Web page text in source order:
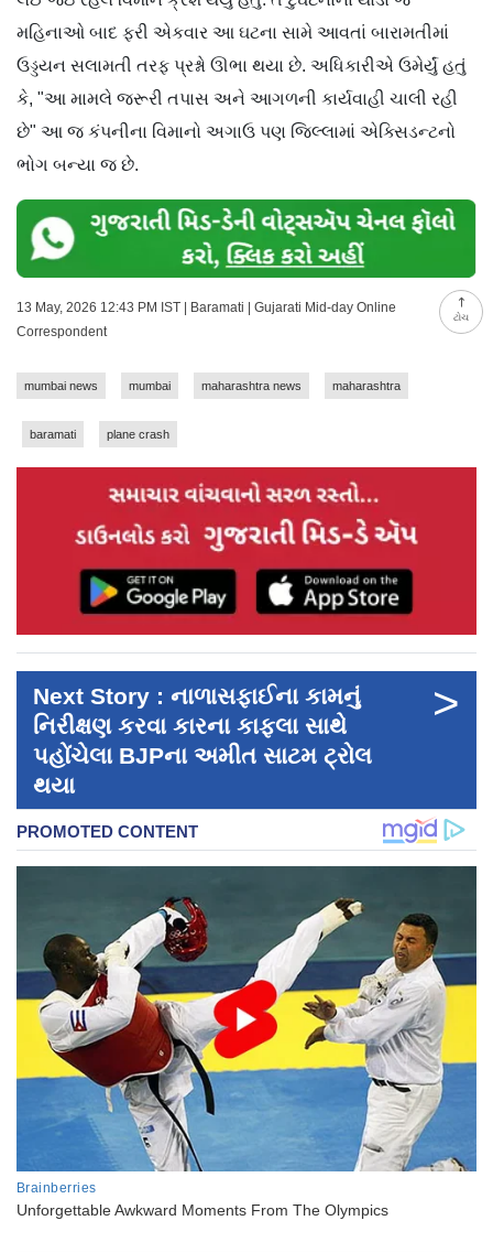
ટોચ
મહિનાઓ બાદ ફરી એકવાર આ ઘટના સામે આવતાં બારામતીમાં
ઉડ્ડયન સલામતી તરફ પ્રશ્નો ઊભા થયા છે. અધિકારીએ ઉમેર્યું હતું
કે, "આ મામલે જરૂરી તપાસ અને આગળની કાર્યવાહી ચાલી રહી
છે" આ જ કંપનીના વિમાનો અગાઉ પણ જિલ્લામાં એક્સિડન્ટનો
ભોગ બન્યા જ છે.
13 May, 2026 12:43 PM IST | Baramati | Gujarati Mid-day Online
Correspondent
mumbai news mumbai maharashtra news maharashtra
baramati plane crash
Next Story : નાળાસફાઈના કામનું
નિરીક્ષણ કરવા કારના કાફલા સાથે
પહોંચેલા BJPના અમીત સાટમ ટ્રોલ
થયા
>